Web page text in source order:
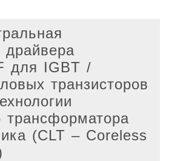
драйвера
для IGBT /
транзисторов
трансформатора
(CLT – Coreless